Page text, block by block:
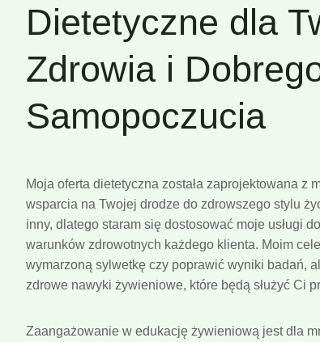
Dietetyczne dla
Zdrowia i
Samopoczucia
Moja oferta dietetyczna została zaprojektowana z
wsparcia na Twojej drodze do zdrowszego stylu
inny, dlatego staram się dostosować moje usługi
warunków zdrowotnych każdego klienta. Moim
wymarzoną sylwetkę czy poprawić wyniki badań,
zdrowe nawyki żywieniowe, które będą służyć Ci
Zaangażowanie w edukację żywieniową jest dla